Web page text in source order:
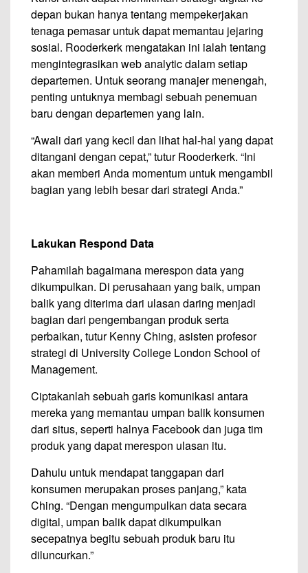
depan bukan hanya tentang mempekerjakan
tenaga pemasar untuk dapat memantau jejaring
sosial. Rooderkerk mengatakan ini ialah tentang
mengintegrasikan web analytic dalam setiap
departemen. Untuk seorang manajer menengah,
penting untuknya membagi sebuah penemuan
baru dengan departemen yang lain.
“Awali dari yang kecil dan lihat hal-hal yang dapat
ditangani dengan cepat,” tutur Rooderkerk. “Ini
akan memberi Anda momentum untuk mengambil
bagian yang lebih besar dari strategi Anda.”
Lakukan Respond Data
Pahamilah bagaimana merespon data yang
dikumpulkan. Di perusahaan yang baik, umpan
balik yang diterima dari ulasan daring menjadi
bagian dari pengembangan produk serta
perbaikan, tutur Kenny Ching, asisten profesor
strategi di University College London School of
Management.
Ciptakanlah sebuah garis komunikasi antara
mereka yang memantau umpan balik konsumen
dari situs, seperti halnya Facebook dan juga tim
produk yang dapat merespon ulasan itu.
Dahulu untuk mendapat tanggapan dari
konsumen merupakan proses panjang,” kata
Ching. “Dengan mengumpulkan data secara
digital, umpan balik dapat dikumpulkan
secepatnya begitu sebuah produk baru itu
diluncurkan.”